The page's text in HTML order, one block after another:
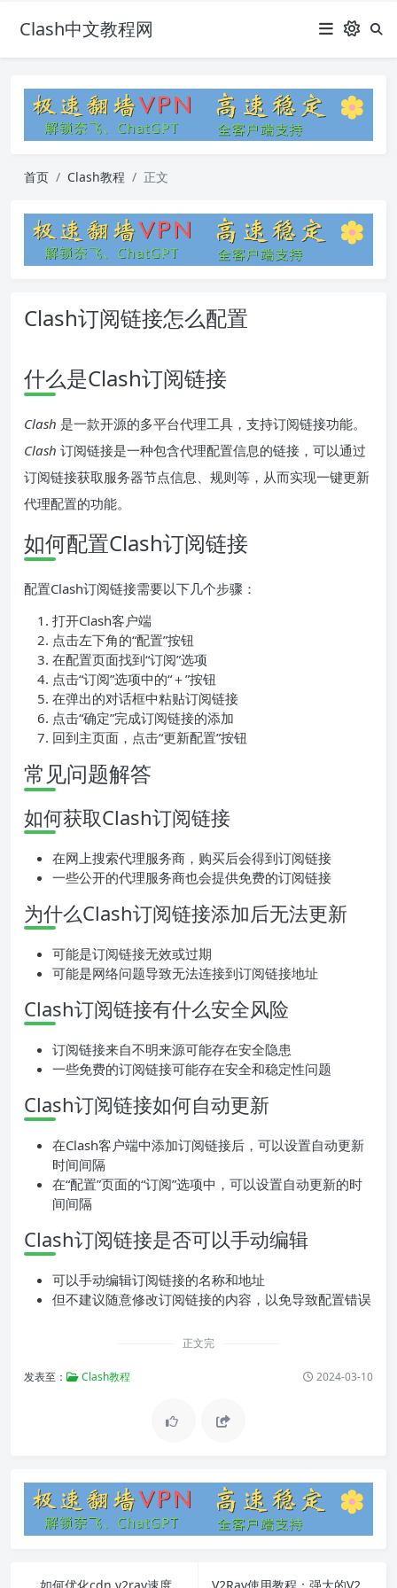
Clash中文教程网
首页 Clash教程 正文
Clash订阅链接怎么配置
什么是Clash订阅链接
Clash 是一款开源的多平台代理工具，支持订阅链接功能。
Clash 订阅链接是一种包含代理配置信息的链接，可以通过
订阅链接获取服务器节点信息、规则等，从而实现一键更新
代理配置的功能。
如何配置Clash订阅链接
配置Clash订阅链接需要以下几个步骤：
打开Clash客户端
点击左下角的“配置”按钮
在配置页面找到“订阅”选项
点击“订阅”选项中的“＋”按钮
在弹出的对话框中粘贴订阅链接
点击“确定”完成订阅链接的添加
回到主页面，点击“更新配置”按钮
常见问题解答
如何获取Clash订阅链接
在网上搜索代理服务商，购买后会得到订阅链接
一些公开的代理服务商也会提供免费的订阅链接
为什么Clash订阅链接添加后无法更新
可能是订阅链接无效或过期
可能是网络问题导致无法连接到订阅链接地址
Clash订阅链接有什么安全风险
订阅链接来自不明来源可能存在安全隐患
一些免费的订阅链接可能存在安全和稳定性问题
Clash订阅链接如何自动更新
在Clash客户端中添加订阅链接后，可以设置自动更新
时间间隔
在“配置”页面的“订阅”选项中，可以设置自动更新的时
间间隔
Clash订阅链接是否可以手动编辑
可以手动编辑订阅链接的名称和地址
但不建议随意修改订阅链接的内容，以免导致配置错误
正文完
发表至： Clash教程 2024-03-10